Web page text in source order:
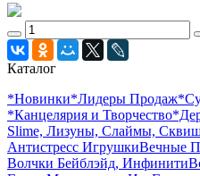
Каталог
*Новинки*Лидеры Продаж
*Канцелярия и Творчество
Slime, Лизуны, Слаймы,
Антистресс ИгрушкиВечные
Волчки Бейблэйд, Инфинити